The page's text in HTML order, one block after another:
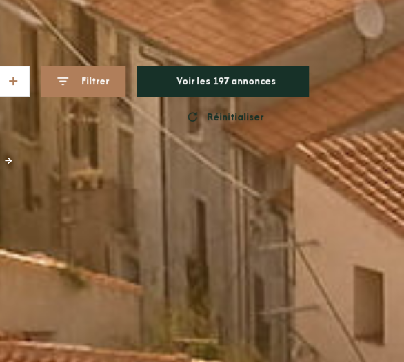
Filtrer Voir les 197annonces
Réinitialiser